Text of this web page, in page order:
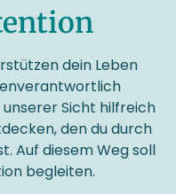
dein Leben
Sicht hilfreich
den du durch
Auf diesem Weg soll
begleiten.